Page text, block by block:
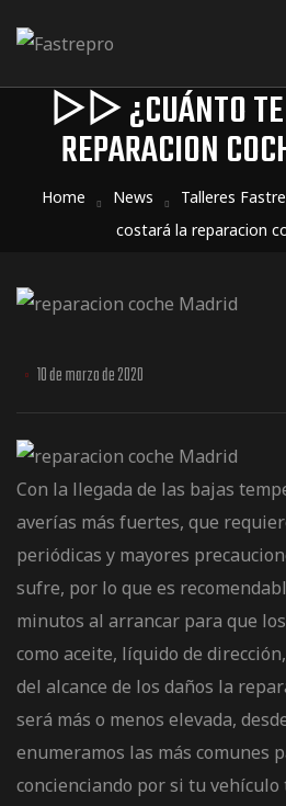
▷▷ ¿CUÁNTO TE
REPARACION
Home News Talleres
costará la reparacion
10 de marzo de 2020
Con la llegada de las bajas
averías más fuertes, que
periódicas y mayores
sufre, por lo que es
minutos al arrancar para que
como aceite, líquido de
del alcance de los daños la
será más o menos elevada,
enumeramos las más comunes
concienciando por si tu vehículo